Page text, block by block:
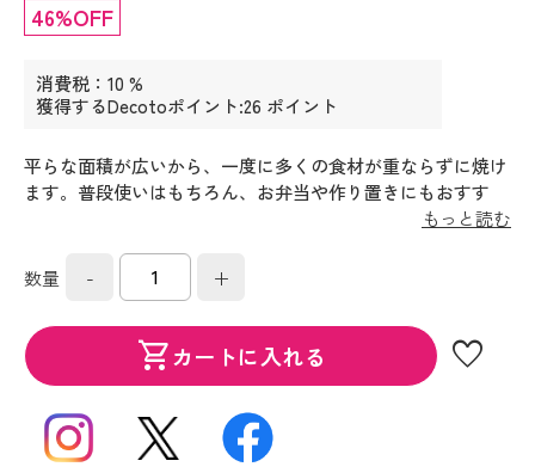
46%OFF
消費税：10 %
獲得するDecotoポイント:26 ポイント
平らな面積が広いから、一度に多くの食材が重ならずに焼け
ます。普段使いはもちろん、お弁当や作り置きにもおすす
め。どんなキッチンにもなじみやすい、ナチュラルカラー。
もっと読む
数量 - +
shopping_cartカートに入れる favorite